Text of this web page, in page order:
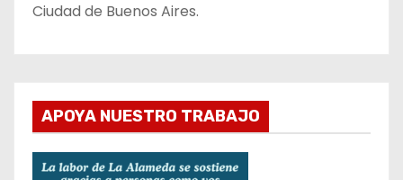
Ciudad de Buenos Aires.
APOYA NUESTRO TRABAJO